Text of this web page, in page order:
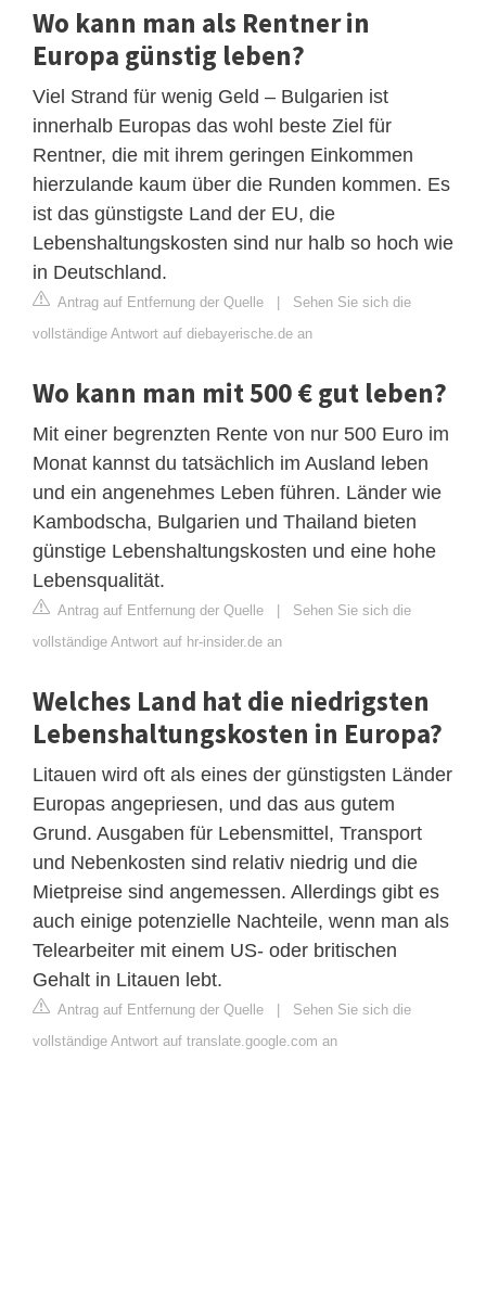
Wo kann man als Rentner in
Europa günstig leben?
Viel Strand für wenig Geld – Bulgarien ist
innerhalb Europas das wohl beste Ziel für
Rentner, die mit ihrem geringen Einkommen
hierzulande kaum über die Runden kommen. Es
ist das günstigste Land der EU, die
Lebenshaltungskosten sind nur halb so hoch wie
in Deutschland.
Antrag auf Entfernung der Quelle | Sehen Sie sich die
vollständige Antwort auf diebayerische.de an
Wo kann man mit 500 € gut leben?
Mit einer begrenzten Rente von nur 500 Euro im
Monat kannst du tatsächlich im Ausland leben
und ein angenehmes Leben führen. Länder wie
Kambodscha, Bulgarien und Thailand bieten
günstige Lebenshaltungskosten und eine hohe
Lebensqualität.
Antrag auf Entfernung der Quelle | Sehen Sie sich die
vollständige Antwort auf hr-insider.de an
Welches Land hat die niedrigsten
Lebenshaltungskosten in Europa?
Litauen wird oft als eines der günstigsten Länder
Europas angepriesen, und das aus gutem
Grund. Ausgaben für Lebensmittel, Transport
und Nebenkosten sind relativ niedrig und die
Mietpreise sind angemessen. Allerdings gibt es
auch einige potenzielle Nachteile, wenn man als
Telearbeiter mit einem US- oder britischen
Gehalt in Litauen lebt.
Antrag auf Entfernung der Quelle | Sehen Sie sich die
vollständige Antwort auf translate.google.com an